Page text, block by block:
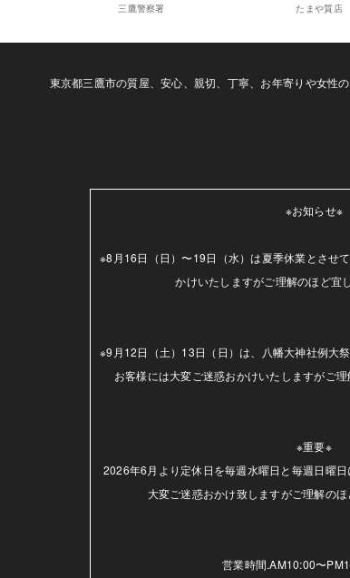
三鷹警察署 たまや質店
東京都三鷹市の質屋、安心、親切、丁寧、お年寄りや女性
※お知らせ※
※8月16日（日）〜19日（水）は夏季休業とさせ
かけいたしますがご理解のほど宜
※9月12日（土）13日（日）は、八幡大神社例大
お客様には大変ご迷惑おかけいたしますがご理
※重要※
2026年6月より定休日を毎週水曜日と毎週日曜
大変ご迷惑おかけ致しますがご理解のほ
営業時間.AM10:00〜